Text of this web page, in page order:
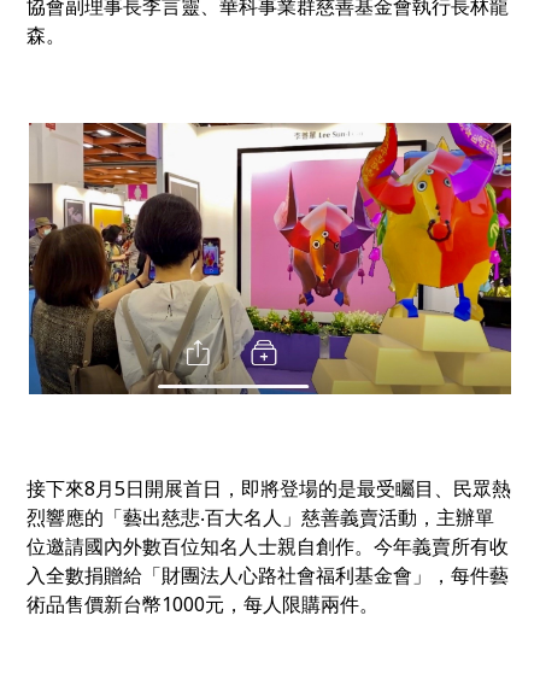
協會副理事長李言靈、華科事業群慈善基金會執行長林龍
森。
接下來8月5日開展首日，即將登場的是最受矚目、民眾熱
烈響應的「藝出慈悲‧百大名人」慈善義賣活動，主辦單
位邀請國內外數百位知名人士親自創作。今年義賣所有收
入全數捐贈給 「財團法人心路社會福利基金會」 ，每件藝
術品售價新台幣1000元，每人限購兩件。